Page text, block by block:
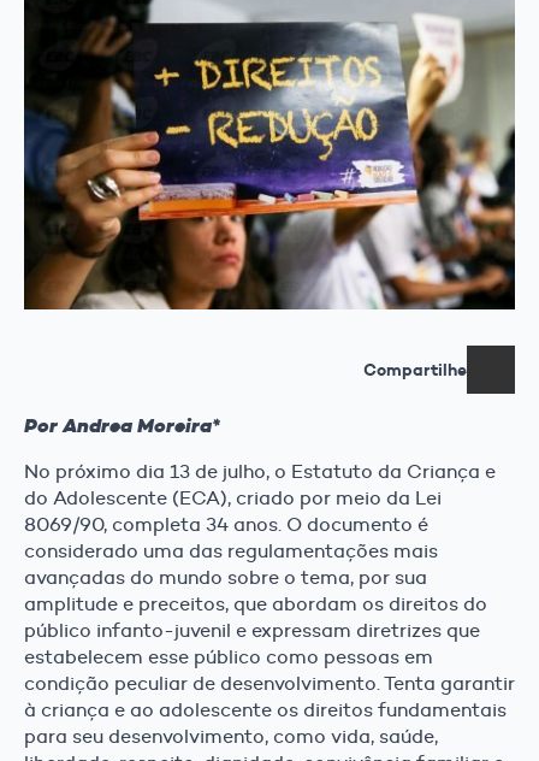
Compartilhe
Por Andrea Moreira*
No próximo dia 13 de julho, o Estatuto da Criança e
do Adolescente (ECA), criado por meio da Lei
8069/90, completa 34 anos. O documento é
considerado uma das regulamentações mais
avançadas do mundo sobre o tema, por sua
amplitude e preceitos, que abordam os direitos do
público infanto-juvenil e expressam diretrizes que
estabelecem esse público como pessoas em
condição peculiar de desenvolvimento. Tenta garantir
à criança e ao adolescente os direitos fundamentais
para seu desenvolvimento, como vida, saúde,